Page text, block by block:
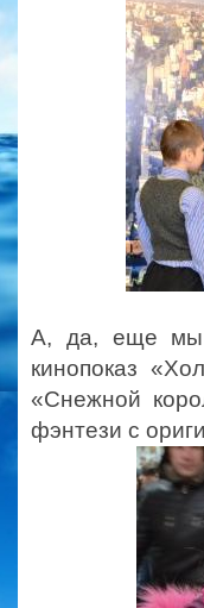
А, да, еще мы
кинопоказ
«Снежной
фэнтези с